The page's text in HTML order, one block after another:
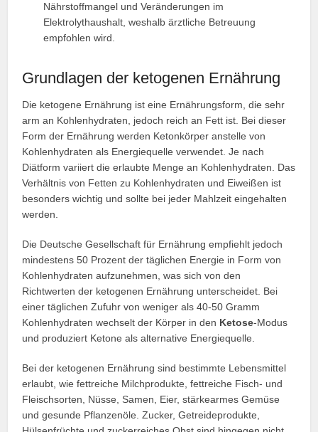
Nährstoffmangel und Veränderungen im
Elektrolythaushalt, weshalb ärztliche Betreuung
empfohlen wird.
Grundlagen der ketogenen Ernährung
Die ketogene Ernährung ist eine Ernährungsform, die sehr
arm an Kohlenhydraten, jedoch reich an Fett ist. Bei dieser
Form der Ernährung werden Ketonkörper anstelle von
Kohlenhydraten als Energiequelle verwendet. Je nach
Diätform variiert die erlaubte Menge an Kohlenhydraten. Das
Verhältnis von Fetten zu Kohlenhydraten und Eiweißen ist
besonders wichtig und sollte bei jeder Mahlzeit eingehalten
werden.
Die Deutsche Gesellschaft für Ernährung empfiehlt jedoch
mindestens 50 Prozent der täglichen Energie in Form von
Kohlenhydraten aufzunehmen, was sich von den
Richtwerten der ketogenen Ernährung unterscheidet. Bei
einer täglichen Zufuhr von weniger als 40-50 Gramm
Kohlenhydraten wechselt der Körper in den Ketose-Modus
und produziert Ketone als alternative Energiequelle.
Bei der ketogenen Ernährung sind bestimmte Lebensmittel
erlaubt, wie fettreiche Milchprodukte, fettreiche Fisch- und
Fleischsorten, Nüsse, Samen, Eier, stärkearmes Gemüse
und gesunde Pflanzenöle. Zucker, Getreideprodukte,